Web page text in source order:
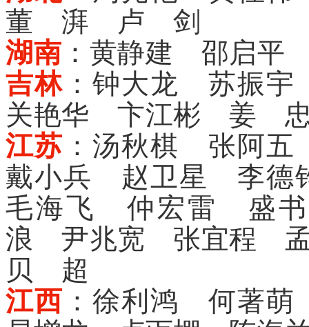
董 湃 卢 剑
湖南 ：黄静建 邵启
吉林：钟大龙 苏振
关艳华 卞江彬 姜
江苏 ：汤秋棋 张阿
戴小兵 赵卫星 李
毛海飞 仲宏雷 盛
浪 尹兆宽 张宜
贝 超
江西 ：徐利鸿 何著